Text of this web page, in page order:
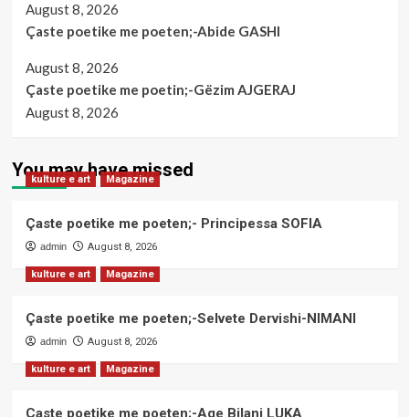
August 8, 2026
Çaste poetike me poeten;-Abide GASHI
August 8, 2026
Çaste poetike me poetin;-Gëzim AJGERAJ
August 8, 2026
You may have missed
kulture e art Magazine
Çaste poetike me poeten;- Principessa SOFIA
admin August 8, 2026
kulture e art Magazine
Çaste poetike me poeten;-Selvete Dervishi-NIMANI
admin August 8, 2026
kulture e art Magazine